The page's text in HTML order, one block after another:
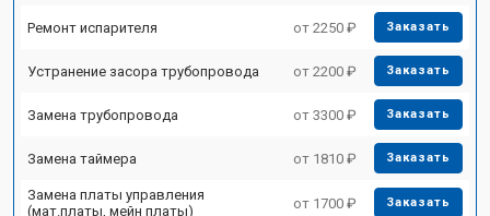
Ремонт испарителя от 2250 ₽ Заказать
Устранение засора трубопровода от 2200 ₽ Заказать
Замена трубопровода от 3300 ₽ Заказать
Замена таймера от 1810 ₽ Заказать
Замена платы управления
(мат.платы, мейн платы)
от 1700 ₽ Заказать